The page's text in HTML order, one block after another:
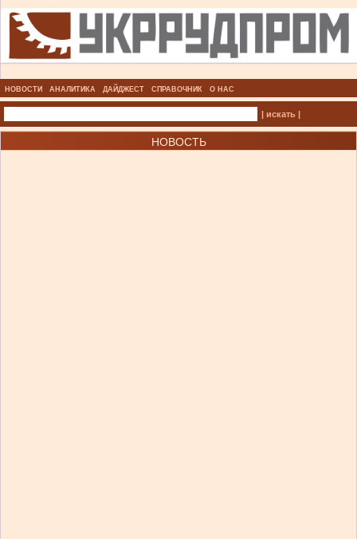
НОВОСТИ АНАЛИТИКА ДАЙДЖЕСТ СПРАВОЧНИК О НАС
| искать |
НОВОСТЬ